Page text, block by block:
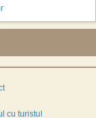
cu turistul